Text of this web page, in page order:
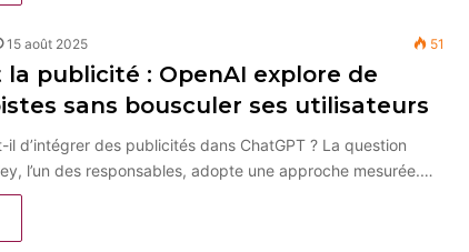
15 août 2025 51
la publicité : OpenAI explore de
sans bousculer ses utilisateurs
d’intégrer des publicités dans ChatGPT ? La question
l’un des responsables, adopte une approche mesurée.…